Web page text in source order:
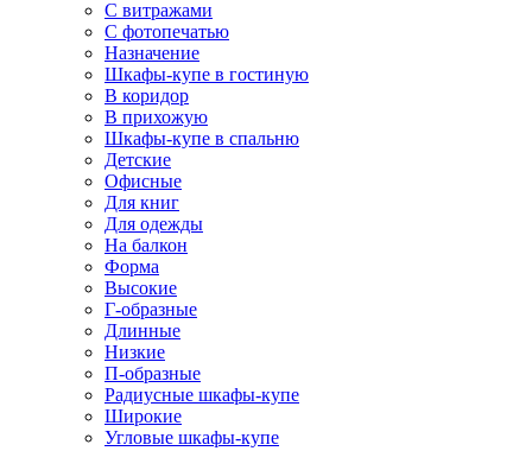
С витражами
С фотопечатью
Назначение
Шкафы-купе в гостиную
В коридор
В прихожую
Шкафы-купе в спальню
Детские
Офисные
Для книг
Для одежды
На балкон
Форма
Высокие
Г-образные
Длинные
Низкие
П-образные
Радиусные шкафы-купе
Широкие
Угловые шкафы-купе